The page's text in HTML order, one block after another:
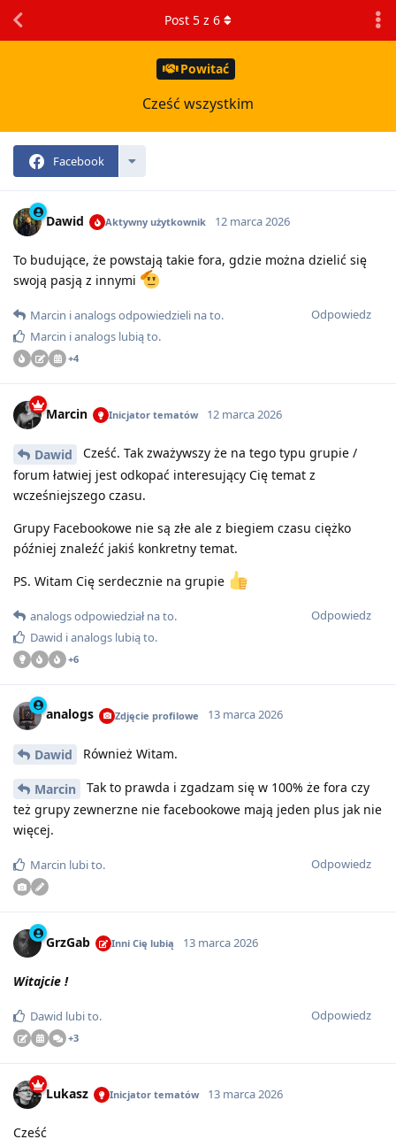
Powitać
Cześć wszystkim
Facebook
Post 5 z 6
Dawid Aktywny użytkownik 12 marca 2026
To budujące, że powstają takie fora, gdzie można dzielić się
swoją pasją z innymi
Odpowiedz
Marcin ianalogsodpowiedzieli na to.
Marcin ianalogs lubią to.
+4
Marcin Inicjator tematów 12 marca 2026
Dawid
Cześć. Tak zważywszy że na tego typu grupie /
forum łatwiej jest odkopać interesujący Cię temat z
wcześniejszego czasu.
Grupy Facebookowe nie są złe ale z biegiem czasu ciężko
później znaleźć jakiś konkretny temat.
PS. Witam Cię serdecznie na grupie
Odpowiedz
analogsodpowiedział na to.
Dawid ianalogs lubią to.
+6
analogs Zdjęcie profilowe 13 marca 2026
Dawid Również Witam.
Marcin
Tak to prawda i zgadzam się w 100% że fora czy
też grupy zewnerzne nie facebookowe mają jeden plus jak nie
więcej.
Odpowiedz
Marcin lubi to.
GrzGab Inni Cię lubią 13 marca 2026
Witajcie !
Odpowiedz
Dawid lubi to.
+3
Lukasz Inicjator tematów 13 marca 2026
Cześć